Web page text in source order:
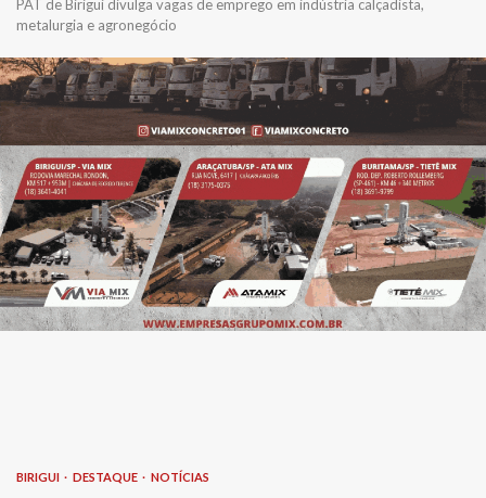
PAT de Birigui divulga vagas de emprego em indústria calçadista,
metalurgia e agronegócio
BIRIGUI DESTAQUE NOTÍCIAS